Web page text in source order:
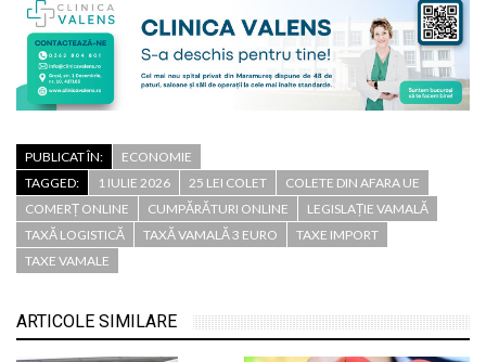
PUBLICAT ÎN:
ECONOMIE
TAGGED:
1 IULIE 2026 25 LEI COLET
COLETE DIN AFARA UE
COMERȚ ONLINE
CUMPĂRĂTURI ONLINE
LEGISLAȚIE VAMALĂ
TAXĂ LOGISTICĂ
TAXĂ VAMALĂ 3 EURO
TAXE IMPORT
TAXE VAMALE
ARTICOLE SIMILARE